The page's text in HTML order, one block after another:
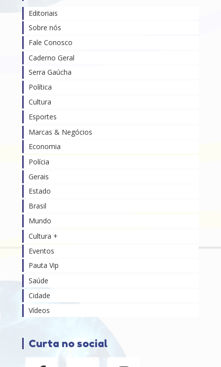
Editoriais
Sobre nós
Fale Conosco
Caderno Geral
Serra Gaúcha
Política
Cultura
Esportes
Marcas & Negócios
Economia
Polícia
Gerais
Estado
Brasil
Mundo
Cultura +
Eventos
Pauta Vip
Saúde
Cidade
Vídeos
Curta no social